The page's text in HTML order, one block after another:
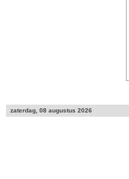
zaterdag, 08 augustus 2026